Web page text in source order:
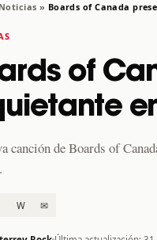
Noticias » Boards of Canada
of
canción de Boards of
W ✉